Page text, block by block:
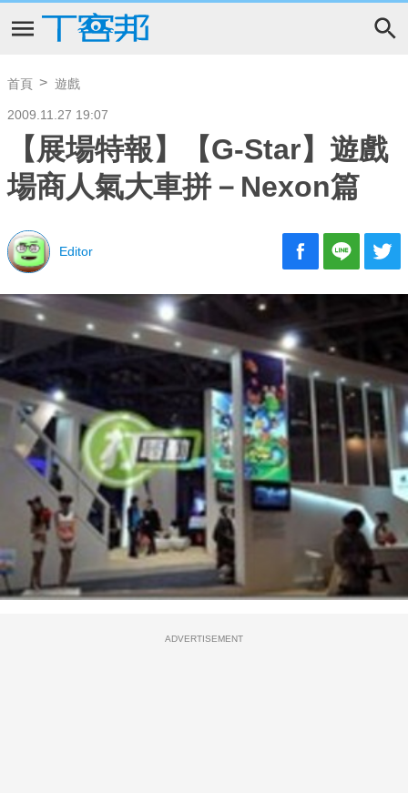
首頁 遊戲
2009.11.27 19:07
【展場特報】【G-Star】遊戲
場商人氣大車拼－Nexon篇
Editor
ADVERTISEMENT